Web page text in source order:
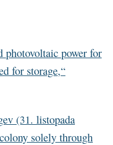
photovoltaic power for
for storage,“
(31. listopada
solely through